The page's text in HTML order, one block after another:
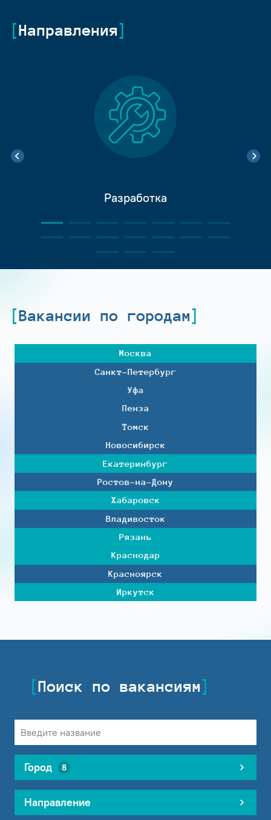
Направления
Разработка
Вакансии по городам
Москва
Санкт-Петербург
Уфа
Пенза
Томск
Новосибирск
Екатеринбург
Ростов-на-Дону
Хабаровск
Владивосток
Рязань
Краснодар
Красноярск
Иркутск
Поиск по вакансиям
Город 8
Направление